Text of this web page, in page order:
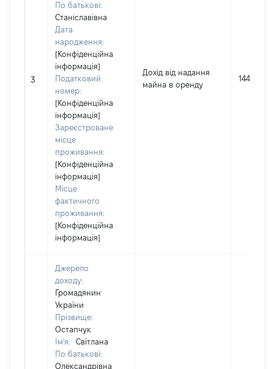
3
По батькові:
Станіславівна
Дата
народження:
[Конфіденційна
інформація]
Податковий
номер:
[Конфіденційна
інформація]
Зареєстроване
місце
проживання:
[Конфіденційна
інформація]
Місце
фактичного
проживання:
[Конфіденційна
інформація]
Дохід від надання
майна в оренду
1440
Джерело
доходу:
Громадянин
України
Прізвище:
Остапчук
Ім'я:
Світлана
По батькові:
Олександрівна